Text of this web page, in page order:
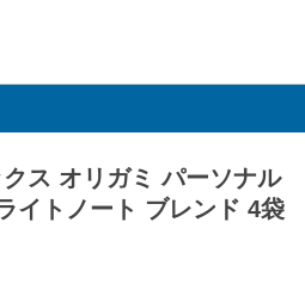
ス オリガミ パーソナル
イトノート ブレンド 4袋